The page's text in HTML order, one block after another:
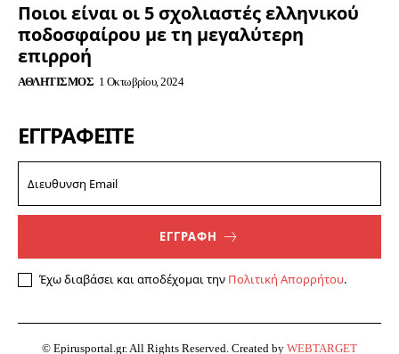
Ποιοι είναι οι 5 σχολιαστές ελληνικού
ποδοσφαίρου με τη μεγαλύτερη
επιρροή
ΑΘΛΗΤΙΣΜΌΣ 1 Οκτωβρίου, 2024
ΕΓΓΡΑΦΕΊΤΕ
ΕΓΓΡΑΦΗ
Έχω διαβάσει και αποδέχομαι την Πολιτική Απορρήτου.
© Epirusportal.gr. All Rights Reserved. Created by WEBTARGET